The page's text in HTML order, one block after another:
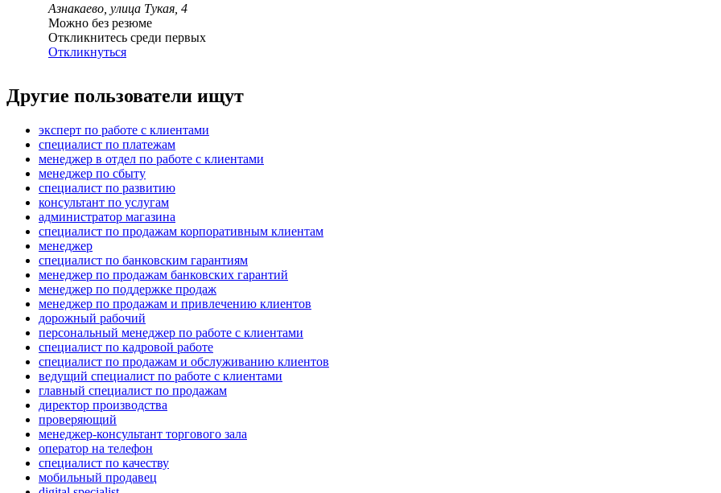
Азнакаево, улица Тукая, 4
Можно без резюме
Откликнитесь среди первых
Откликнуться
Другие пользователи ищут
эксперт по работе с клиентами
специалист по платежам
менеджер в отдел по работе с клиентами
менеджер по сбыту
специалист по развитию
консультант по услугам
администратор магазина
специалист по продажам корпоративным клиентам
менеджер
специалист по банковским гарантиям
менеджер по продажам банковских гарантий
менеджер по поддержке продаж
менеджер по продажам и привлечению клиентов
дорожный рабочий
персональный менеджер по работе с клиентами
специалист по кадровой работе
специалист по продажам и обслуживанию клиентов
ведущий специалист по работе с клиентами
главный специалист по продажам
директор производства
проверяющий
менеджер-консультант торгового зала
опeрaтoр нa тeлeфoн
специалист по качеству
мобильный продавец